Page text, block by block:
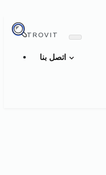
TROVIT